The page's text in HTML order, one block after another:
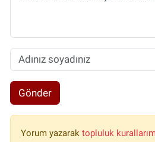
Gönder
Yorum yazarak topluluk